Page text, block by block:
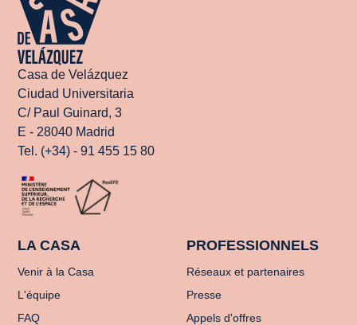
Casa de Velázquez
Ciudad Universitaria
C/ Paul Guinard, 3
E - 28040 Madrid
Tel. (+34) - 91 455 15 80
LA CASA
Venir à la Casa
L'équipe
FAQ
PROFESSIONNELS
Réseaux et partenaires
Presse
Appels d'offres